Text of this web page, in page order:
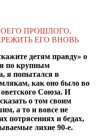
ПРОШЛОГО,
ЕГО ВНОВЬ
детям правду» о
по крупным
я попытался в
как оно было во
Союза. И
о том своим
а то и вовсе не
потрясениях и бедах,
лихие 90-е.